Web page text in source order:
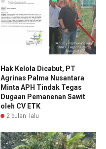
Hak Kelola Dicabut, PT
Agrinas Palma Nusantara
Minta APH Tindak Tegas
Dugaan Pemanenan Sawit
oleh CV ETK
2 bulan lalu